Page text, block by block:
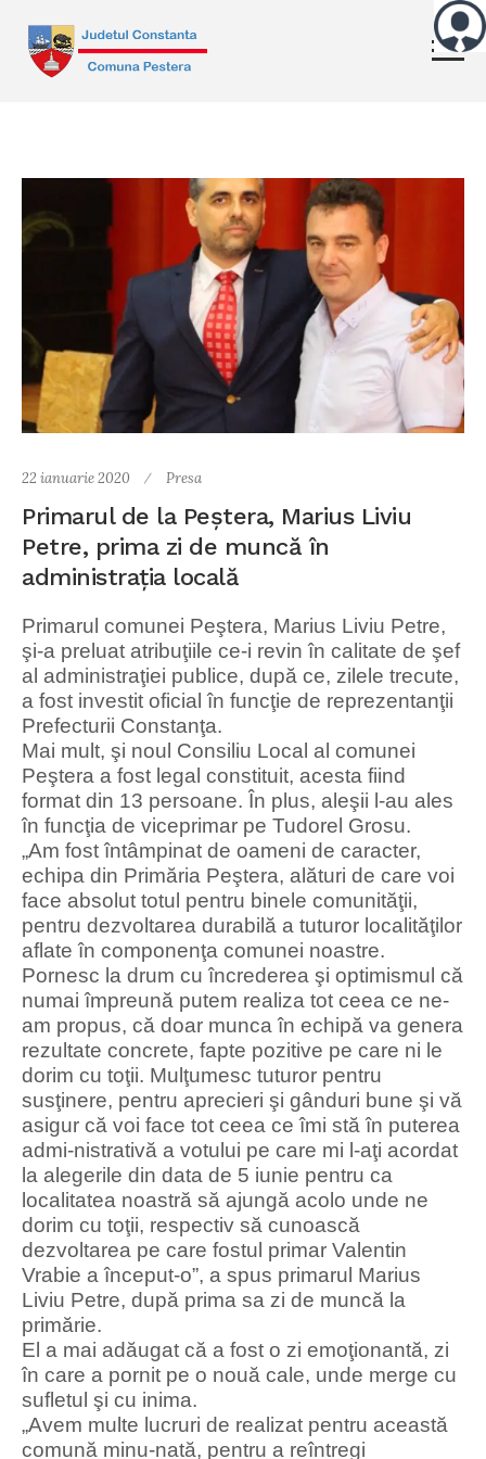
22 ianuarie 2020 Presa
Primarul de la Peştera, Marius Liviu
Petre, prima zi de muncă în
administraţia locală
Primarul comunei Peştera, Marius Liviu Petre,
şi-a preluat atribuţiile ce-i revin în calitate de şef
al administraţiei publice, după ce, zilele trecute,
a fost investit oficial în funcţie de reprezentanţii
Prefecturii Constanţa.
Mai mult, şi noul Consiliu Local al comunei
Peştera a fost legal constituit, acesta fiind
format din 13 persoane. În plus, aleşii l-au ales
în funcţia de viceprimar pe Tudorel Grosu.
„Am fost întâmpinat de oameni de caracter,
echipa din Primăria Peştera, alături de care voi
face absolut totul pentru binele comunităţii,
pentru dezvoltarea durabilă a tuturor localităţilor
aflate în componenţa comunei noastre.
Pornesc la drum cu încrederea şi optimismul că
numai împreună putem realiza tot ceea ce ne-
am propus, că doar munca în echipă va genera
rezultate concrete, fapte pozitive pe care ni le
dorim cu toţii. Mulţumesc tuturor pentru
susţinere, pentru aprecieri şi gânduri bune şi vă
asigur că voi face tot ceea ce îmi stă în puterea
admi-nistrativă a votului pe care mi l-aţi acordat
la alegerile din data de 5 iunie pentru ca
localitatea noastră să ajungă acolo unde ne
dorim cu toţii, respectiv să cunoască
dezvoltarea pe care fostul primar Valentin
Vrabie a început-o”, a spus primarul Marius
Liviu Petre, după prima sa zi de muncă la
primărie.
El a mai adăugat că a fost o zi emoţionantă, zi
în care a pornit pe o nouă cale, unde merge cu
sufletul şi cu inima.
„Avem multe lucruri de realizat pentru această
comună minu-nată, pentru a reîntregi